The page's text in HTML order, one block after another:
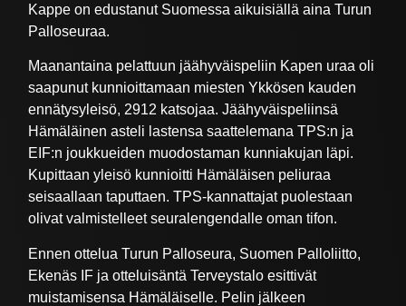
Kappe on edustanut Suomessa aikuisiällä aina Turun
Palloseuraa.
Maanantaina pelattuun jäähyväispeliin Kapen uraa oli
saapunut kunnioittamaan miesten Ykkösen kauden
ennätysyleisö, 2912 katsojaa. Jäähyväispeliinsä
Hämäläinen asteli lastensa saattelemana TPS:n ja
EIF:n joukkueiden muodostaman kunniakujan läpi.
Kupittaan yleisö kunnioitti Hämäläisen peliuraa
seisaallaan taputtaen. TPS-kannattajat puolestaan
olivat valmistelleet seuralengendalle oman tifon.
Ennen ottelua Turun Palloseura, Suomen Palloliitto,
Ekenäs IF ja otteluisäntä Terveystalo esittivät
muistamisensa Hämäläiselle. Pelin jälkeen